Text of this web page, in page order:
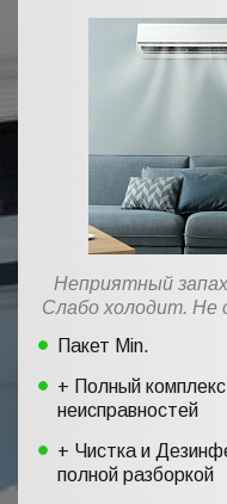
Неприятный
Слабо холодит. Не
Пакет Min.
+ Полный
неисправностей
+ Чистка и
полной разборкой